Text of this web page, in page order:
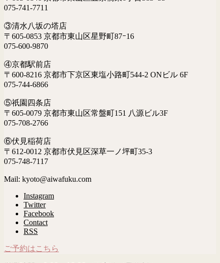
075-741-7711
③清水八坂の塔店
〒605-0853 京都市東山区星野町87ｰ16
075-600-9870
④京都駅前店
〒600-8216 京都市下京区東塩小路町544-2 ONビル 6F
075-744-6866
⑤祇園四条店
〒605-0079 京都市東山区常盤町151 八源ビル3F
075-708-2766
⑥伏見稲荷店
〒612-0012 京都市伏見区深草一ノ坪町35-3
075-748-7117
Mail: kyoto@aiwafuku.com
Instagram
Twitter
Facebook
Contact
RSS
ご予約はこちら